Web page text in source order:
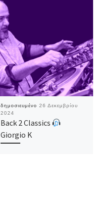
δημοσιευμένο 26 Δεκεμβρίου
2024
Back 2 Classics
Giorgio K